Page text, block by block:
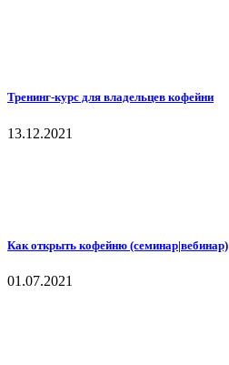
Тренинг-курс для владельцев кофейни
13.12.2021
Как открыть кофейню (семинар|вебинар)
01.07.2021